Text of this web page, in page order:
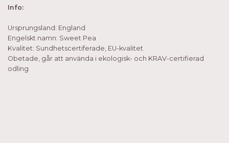
Info:
Ursprungsland: England
Engelskt namn: Sweet Pea
Kvalitet: Sundhetscertiferade, EU-kvalitet
Obetade, går att använda i ekologisk- och KRAV-certifierad
odling